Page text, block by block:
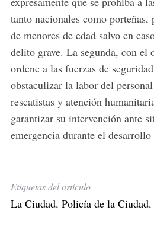
tanto nacionales como porteñas,
de menores de edad salvo en
delito grave. La segunda, con el
ordene a las fuerzas de
obstaculizar la labor del
rescatistas y atención
garantizar su intervención ante
emergencia durante el
Etiquetas del artículo
La Ciudad, Policía de la Ciudad,